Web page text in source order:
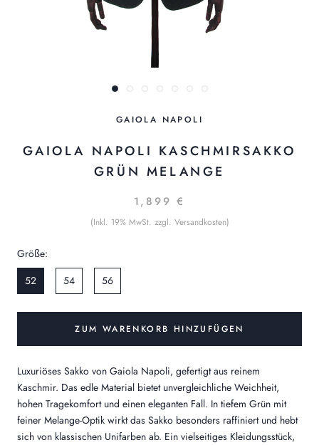
GAIOLA NAPOLI
GAIOLA NAPOLI KASCHMIRSAKKO
GRÜN MELANGE
1,899 €
(Inkl. 19% MwSt. zzgl. Versandkosten)
Größe:
52
54 56
ZUM WARENKORB HINZUFÜGEN
Luxuriöses Sakko von Gaiola Napoli, gefertigt aus reinem
Kaschmir. Das edle Material bietet unvergleichliche Weichheit,
hohen Tragekomfort und einen eleganten Fall. In tiefem Grün mit
feiner Melange-Optik wirkt das Sakko besonders raffiniert und hebt
sich von klassischen Unifarben ab. Ein vielseitiges Kleidungsstück,